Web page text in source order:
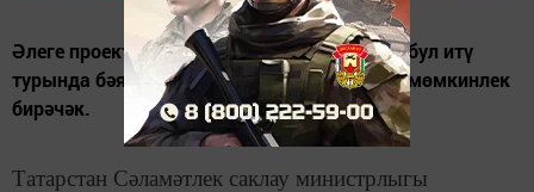
Әлеге проект ведомствога табиблар һәм кабул итү
турында бәяләмәләр, фикерләр җыярга да мөмкинлек
бирәчәк.
Татарстан Сәламәтлек саклау министрлыгы